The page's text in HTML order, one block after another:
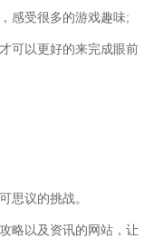
感受很多的游戏趣味;
可以更好的来完成眼前
思议的挑战。
略以及资讯的网站，让